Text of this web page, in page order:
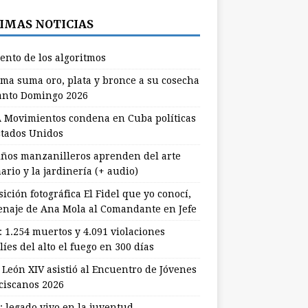
NOTICIAS
de los algoritmos
suma oro, plata y bronce a su cosecha
Domingo 2026
Movimientos condena en Cuba políticas
Unidos
manzanilleros aprenden del arte
y la jardinería (+ audio)
fotográfica El Fidel que yo conocí,
de Ana Mola al Comandante en Jefe
1.254 muertos y 4.091 violaciones
del alto el fuego en 300 días
León XIV asistió al Encuentro de Jóvenes
2026